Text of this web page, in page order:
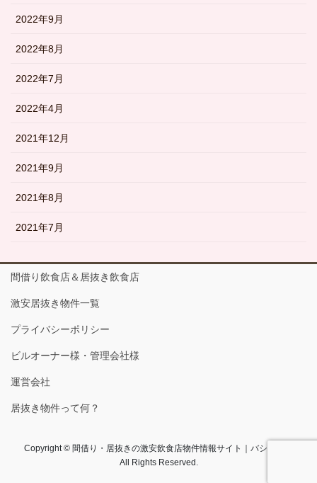
2022年9月
2022年8月
2022年7月
2022年4月
2021年12月
2021年9月
2021年8月
2021年7月
間借り飲食店＆居抜き飲食店
激安居抜き物件一覧
プライバシーポリシー
ビルオーナー様・管理会社様
運営会社
居抜き物件って何？
Copyright © 間借り・居抜きの激安飲食店物件情報サイト｜バショコム
All Rights Reserved.